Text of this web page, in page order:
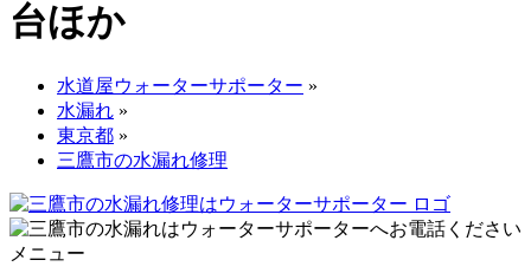
台ほか
水道屋ウォーターサポーター »
水漏れ »
東京都 »
三鷹市の水漏れ修理
メニュー